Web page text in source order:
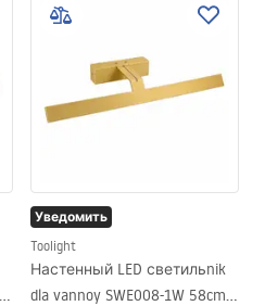
Уведомить
Toolight
Настенный LED светильnik
dla vannoy SWE008-1W 58cm